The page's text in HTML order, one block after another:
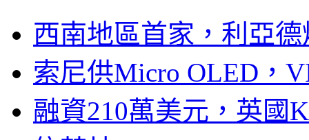
西南地區首家，利亞
索尼供Micro OLED，
融資210萬美元，英國